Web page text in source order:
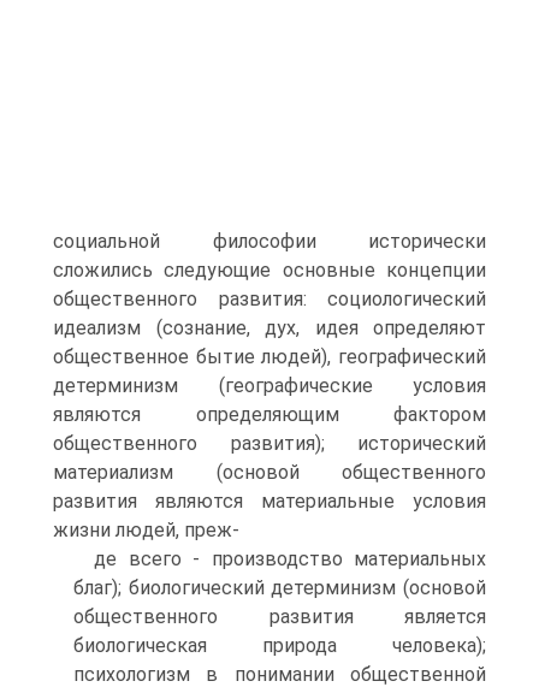
социальной философии исторически
сложились следующие основные концепции
общественного развития: социологический
идеализм (сознание, дух, идея определяют
общественное бытие людей), географический
детерминизм (географические условия
являются определяющим фактором
общественного развития); исторический
материализм (основой общественного
развития являются материальные условия
жизни людей, преж-
де всего - производство материальных
благ); биологический детерминизм (основой
общественного развития является
биологическая природа человека);
психологизм в понимании общественной